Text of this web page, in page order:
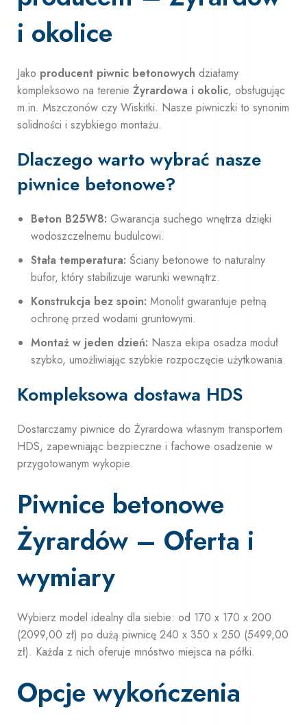
i okolice
Jako producent piwnic betonowych działamy
kompleksowo na terenie Żyrardowa i okolic, obsługując
m.in. Mszczonów czy Wiskitki. Nasze piwniczki to synonim
solidności i szybkiego montażu.
Dlaczego warto wybrać nasze
piwnice betonowe?
Beton B25W8: Gwarancja suchego wnętrza dzięki
wodoszczelnemu budulcowi.
Stała temperatura: Ściany betonowe to naturalny
bufor, który stabilizuje warunki wewnątrz.
Konstrukcja bez spoin: Monolit gwarantuje pełną
ochronę przed wodami gruntowymi.
Montaż w jeden dzień: Nasza ekipa osadza moduł
szybko, umożliwiając szybkie rozpoczęcie użytkowania.
Kompleksowa dostawa HDS
Dostarczamy piwnice do Żyrardowa własnym transportem
HDS, zapewniając bezpieczne i fachowe osadzenie w
przygotowanym wykopie.
Piwnice betonowe
Żyrardów – Oferta i
wymiary
Wybierz model idealny dla siebie: od 170 x 170 x 200
(2099,00 zł) po dużą piwnicę 240 x 350 x 250 (5499,00
zł). Każda z nich oferuje mnóstwo miejsca na półki.
Opcje wykończenia